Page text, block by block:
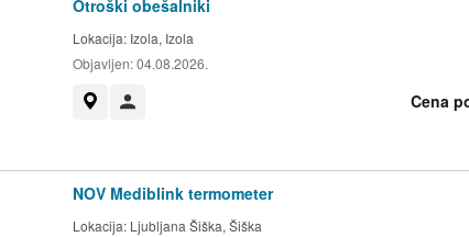
Otroški obešalniki
Lokacija: Izola, Izola
Objavljen:04.08.2026.
Cena
NOV Mediblink termometer
Lokacija: Ljubljana Šiška, Šiška